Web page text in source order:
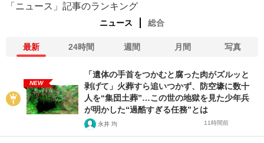
「ニュース」記事のランキング
ニュース 総合
最新 24時間 週間 月間 写真
NEW
「遺体の手首をつかむと腐った肉がズルッと
剥げて」火葬すら追いつかず、防空壕に数十
人を“集団土葬”…この世の地獄を見た少年兵
が明かした“過酷すぎる任務”とは
永井 均 11時間前